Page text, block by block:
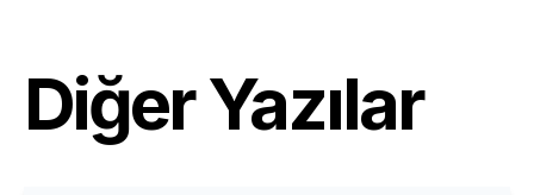
Diğer Yazılar